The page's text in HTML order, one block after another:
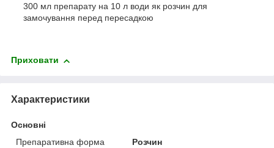
300 мл препарату на 10 л води як розчин для
замочування перед пересадкою
Приховати
Характеристики
Основні
Препаративна форма
Розчин